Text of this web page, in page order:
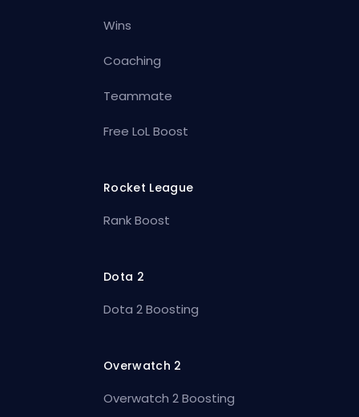
Wins
Coaching
Teammate
Free LoL Boost
Rocket League
Rank Boost
Dota 2
Dota 2 Boosting
Overwatch 2
Overwatch 2 Boosting